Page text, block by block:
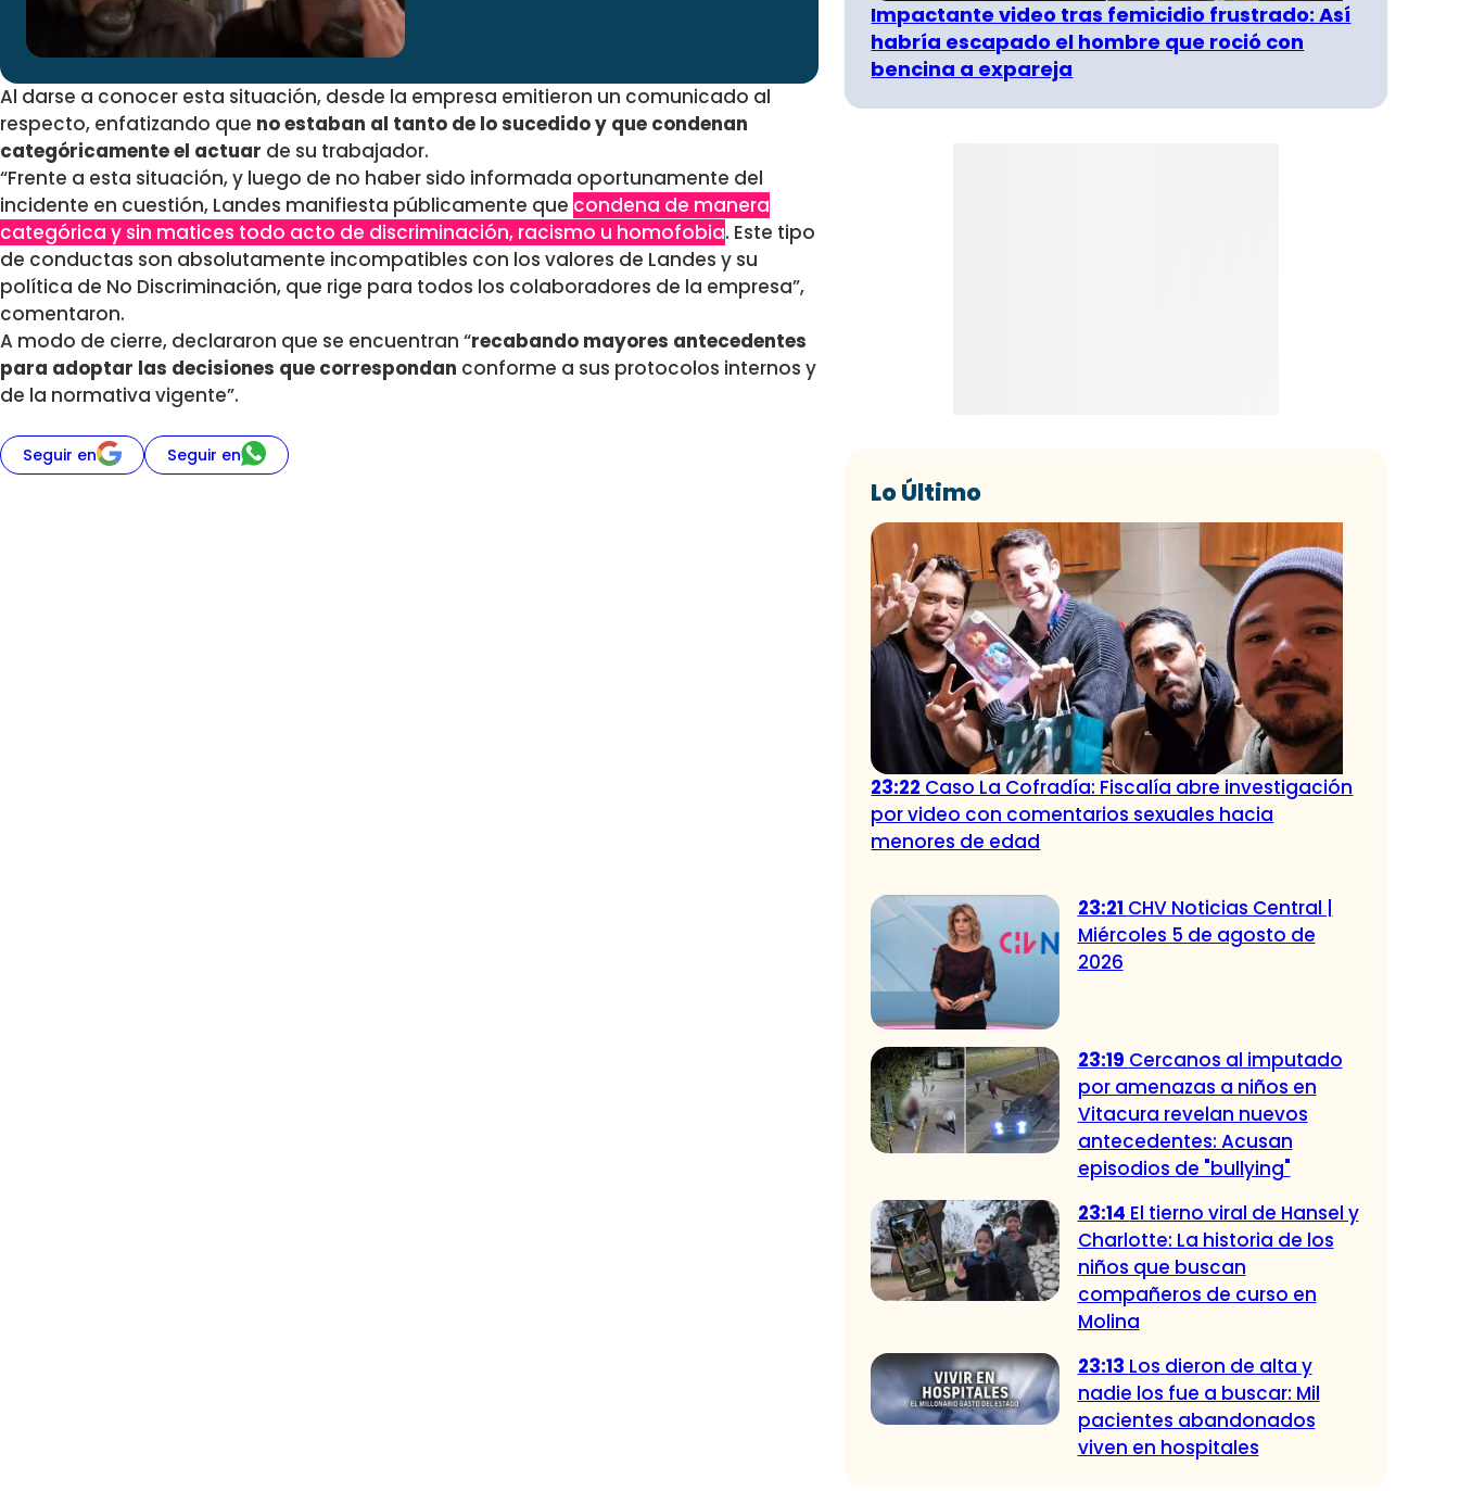
Al darse a conocer esta situación, desde la empresa emitieron un comunicado al
respecto, enfatizando que no estaban al tanto de lo sucedido y que condenan
categóricamente el actuar de su trabajador.
“Frente a esta situación, y luego de no haber sido informada oportunamente del
incidente en cuestión, Landes manifiesta públicamente que condena de manera
categórica y sin matices todo acto de discriminación, racismo u homofobia. Este tipo
de conductas son absolutamente incompatibles con los valores de Landes y su
política de No Discriminación, que rige para todos los colaboradores de la empresa”,
comentaron.
A modo de cierre, declararon que se encuentran “recabando mayores antecedentes
para adoptar las decisiones que correspondan conforme a sus protocolos internos y
de la normativa vigente”.
Seguir en Seguir en
Impactante video tras femicidio frustrado: Así
habría escapado el hombre que roció con
bencina a expareja
Lo Último
23:22 Caso La Cofradía: Fiscalía abre investigación
por video con comentarios sexuales hacia
menores de edad
23:21 CHV Noticias Central |
Miércoles 5 de agosto de
2026
23:19 Cercanos al imputado
por amenazas a niños en
Vitacura revelan nuevos
antecedentes: Acusan
episodios de "bullying"
23:14 El tierno viral de Hansel y
Charlotte: La historia de los
niños que buscan
compañeros de curso en
Molina
23:13 Los dieron de alta y
nadie los fue a buscar: Mil
pacientes abandonados
viven en hospitales